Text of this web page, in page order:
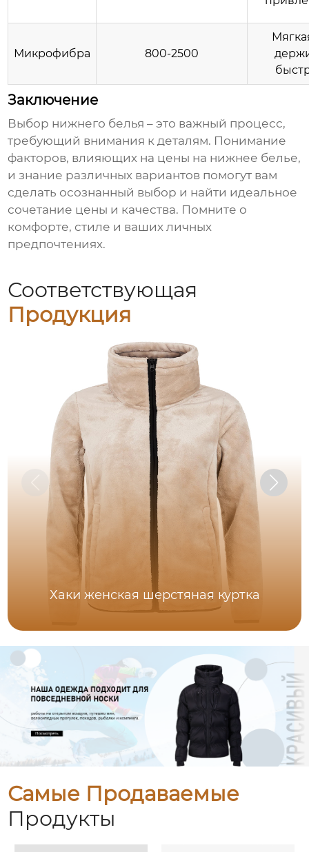
Микрофибра 800-2500
Заключение
Выбор нижнего белья – это важный процесс,
требующий внимания к деталям. Понимание
факторов, влияющих на цены на нижнее белье,
и знание различных вариантов помогут вам
сделать осознанный выбор и найти идеальное
сочетание цены и качества. Помните о
комфорте, стиле и ваших личных
предпочтениях.
Соответствующая
Продукция
Хаки женская шерстяная куртка
Самые Продаваемые
Продукты